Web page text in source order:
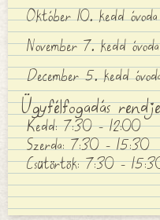
Október 10. kedd óvoda
November 7. kedd óvoda
December 5. kedd
Ügyfélfogadás
Kedd: 7:30 - 12:00
Szerda: 7:30 - 15:30
Csütörtök: 7:30 -